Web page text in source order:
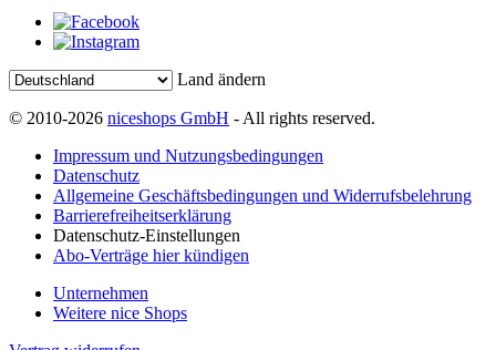
Land ändern
© 2010-2026 niceshops GmbH - All rights reserved.
Impressum und Nutzungsbedingungen
Datenschutz
Allgemeine Geschäftsbedingungen und Widerrufsbelehrung
Barrierefreiheitserklärung
Datenschutz-Einstellungen
Abo-Verträge hier kündigen
Unternehmen
Weitere nice Shops